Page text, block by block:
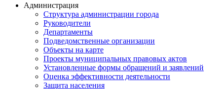
Администрация
Структура администрации города
Руководители
Департаменты
Подведомственные организации
Объекты на карте
Проекты муниципальных правовых актов
Установленные формы обращений и заявлений
Оценка эффективности деятельности
Защита населения